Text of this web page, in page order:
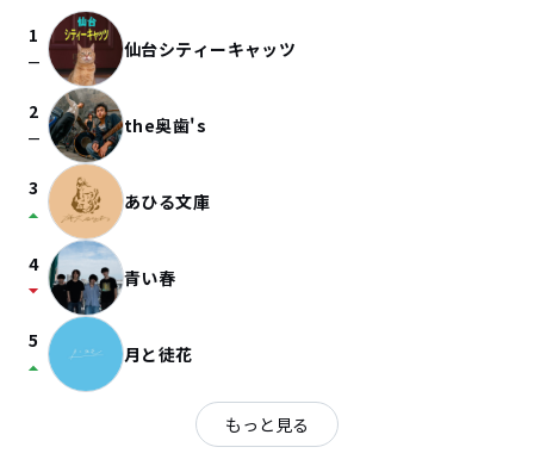
1
check_indeterminate_small 仙台シティーキャッツ
2
check_indeterminate_small the奥歯's
3
arrow_drop_up あひる文庫
4
arrow_drop_down 青い春
5
arrow_drop_up 月と徒花
もっと見る